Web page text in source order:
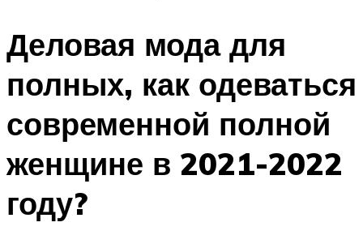
Деловая мода для
полных, как одеваться
современной полной
женщине в 2021-2022
году?